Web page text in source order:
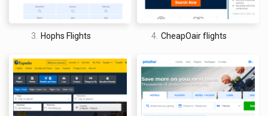
definitivamente lo utilizaré en el futuro, ya que es fácil y rápido
ver precios transparentes y competitivos para una gran
variedad de sitios. En general, es uno de los mejores sitios de
3. Hophs Flights 4. CheapOair flights